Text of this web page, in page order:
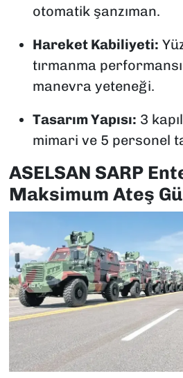
otomatik şanzıman.
Hareket Kabiliyeti:
tırmanma
manevra yeteneği.
Tasarım Yapısı: 3
mimari ve 5 personel
ASELSAN SARP
Maksimum Ateş